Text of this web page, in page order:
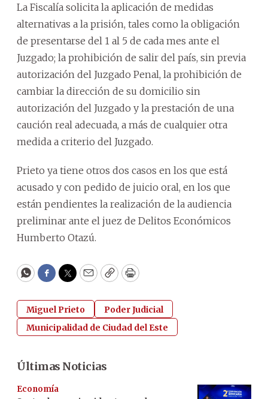
La Fiscalía solicita la aplicación de medidas
alternativas a la prisión, tales como la obligación
de presentarse del 1 al 5 de cada mes ante el
Juzgado; la prohibición de salir del país, sin previa
autorización del Juzgado Penal, la prohibición de
cambiar la dirección de su domicilio sin
autorización del Juzgado y la prestación de una
caución real adecuada, a más de cualquier otra
medida a criterio del Juzgado.
Prieto ya tiene otros dos casos en los que está
acusado y con pedido de juicio oral, en los que
están pendientes la realización de la audiencia
preliminar ante el juez de Delitos Económicos
Humberto Otazú.
WhatsApp
Facebook
Twitter
EmailCopyPrint
Miguel Prieto
Poder Judicial
Municipalidad de Ciudad del Este
Últimas Noticias
Economía